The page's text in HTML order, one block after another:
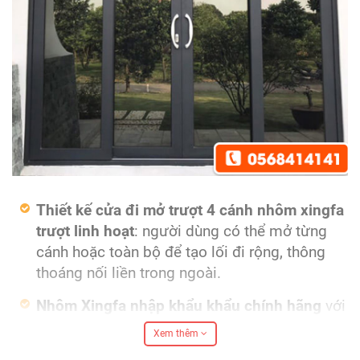
Thiết kế cửa đi mở trượt 4 cánh nhôm xingfa
trượt linh hoạt: người dùng có thể mở từng
cánh hoặc toàn bộ để tạo lối đi rộng, thông
thoáng nối liền trong ngoài.
Nhôm Xingfa nhập khẩu khẩu chính hãng với
tem đỏ Quảng Đông tạo cảm giác sang trọng,
bền bỉ khi kết hợp cùng kính cường lực hoặc
Xem thêm